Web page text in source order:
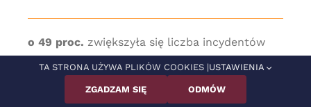
o 49 proc. zwiększyła się liczba incydentów
zaliczanych do grupy problematycznego
korzystania z mediów społecznościowych w
latach 2017-2022
TA STRONA UŻYWA PLIKÓW COOKIES |USTAWIENIA
ZGADZAM SIĘ ODMÓW